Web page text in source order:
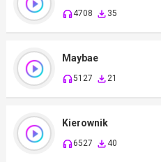
4708 35
Maybae
5127 21
Kierownik
6527 40